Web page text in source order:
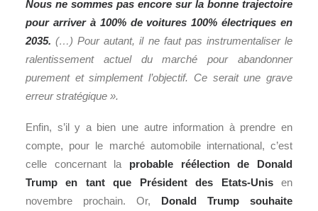
Nous ne sommes pas encore sur la bonne trajectoire
pour arriver à 100% de voitures 100% électriques en
2035. (…) Pour autant, il ne faut pas instrumentaliser le
ralentissement actuel du marché pour abandonner
purement et simplement l’objectif. Ce serait une grave
erreur stratégique ».
Enfin, s’il y a bien une autre information à prendre en
compte, pour le marché automobile international, c’est
celle concernant la probable réélection de Donald
Trump en tant que Président des Etats-Unis en
novembre prochain. Or, Donald Trump souhaite